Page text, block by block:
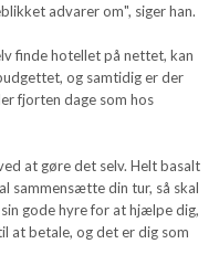
advarer om", siger han.
finde hotellet på nettet, kan
og samtidig er der
fjorten dage som hos
at gøre det selv. Helt basalt
sammensætte din tur, så skal
gode hyre for at hjælpe dig,
at betale, og det er dig som